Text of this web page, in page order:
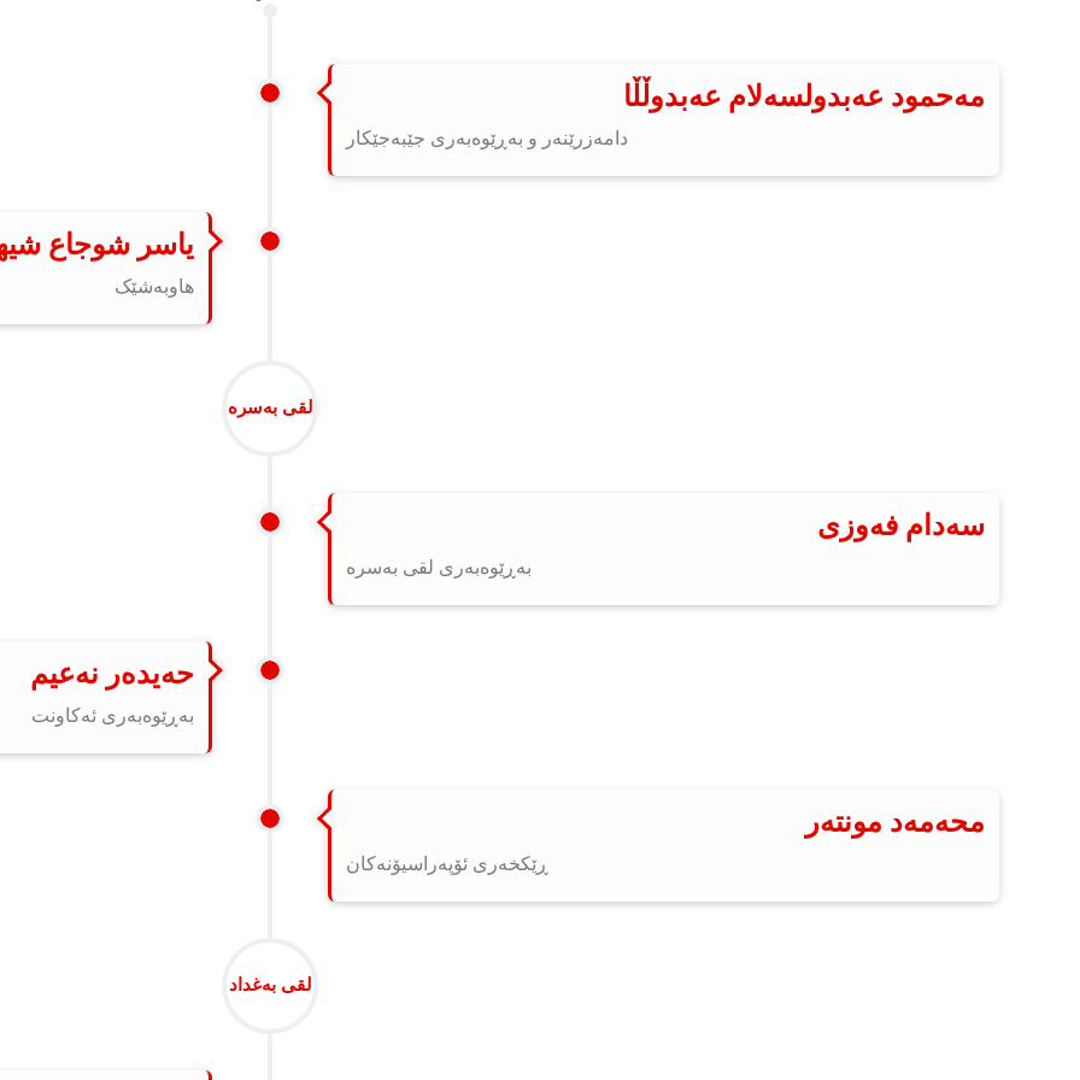
مەحمود عەبدولسەلام عەبدوڵڵا
دامەزرێنەر و بەڕێوەبەری جێبەجێکار
یاسر شوجاع
هاوبەشێک
لقی بەسرە
سەدام فەوزی
بەڕێوەبەری لقی بەسرە
حەیدەر نەعیم
بەڕێوەبەری ئەکاونت
محەمەد مونتەر
ڕێکخەری ئۆپەراسیۆنەکان
لقی بەغداد